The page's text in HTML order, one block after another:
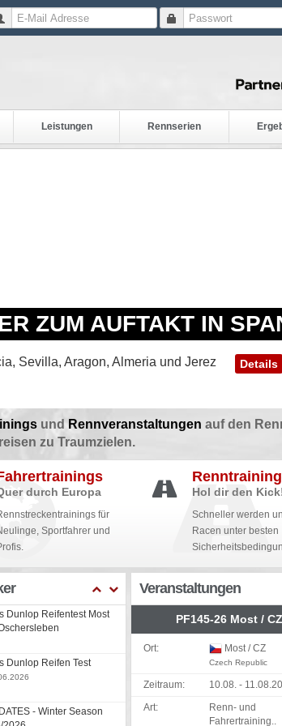
Leistungen Rennserien
ZUM AUFTAKT IN
Sevilla, Aragon, Almeria und Jerez Details
und Rennveranstaltungen auf den
zu Traumzielen.
durch Europa
für
Sportfahrer und
Hol dir den
Schneller werden
Racen unter besten
Dunlop Reifentest Most
Dunlop Reifen Test
- Winter Season
Veranstaltungen
PF145-26 Most / CZ
Ort: Most / CZ
Czech Republic
Zeitraum:
10.08. -
Art:
Renn- und
Fahrertraining..